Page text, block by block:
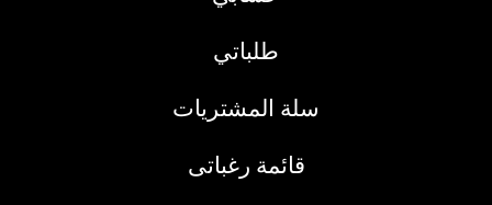
طلباتي
سلة المشتريات
قائمة رغباتى